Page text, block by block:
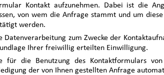
Kontakt aufzunehmen. Dabei ist die
von wem die Anfrage stammt und um
werden.
Datenverarbeitung zum Zwecke der
Ihrer freiwillig erteilten Einwilligung.
für die Benutzung des Kontaktformulars
der von Ihnen gestellten Anfrage